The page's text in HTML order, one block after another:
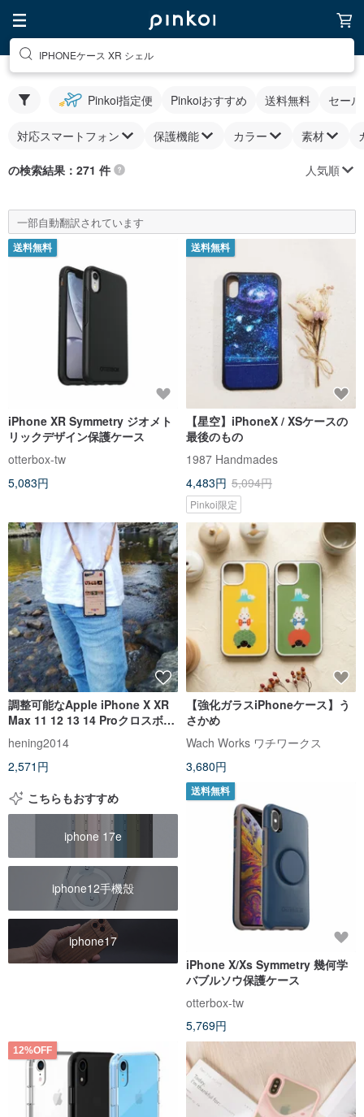
IPHONEケース XR シェル
Pinkoi指定便 Pinkoiおすすめ 送料無料 セー
対応スマートフォン 保護機能 カラー 素材
の検索結果：271 件 人気順
一部自動翻訳されています
送料無料
iPhone XR Symmetry ジオメト
リックデザイン保護ケース
otterbox-tw
5,083円
送料無料
【星空】iPhoneX / XSケースの
最後のもの
1987 Handmades
4,483円 5,094円
Pinkoi限定
調整可能なApple iPhone X XR
Max 11 12 13 14 Proクロスボデ
ィケース
hening2014
2,571円
【強化ガラスiPhoneケース】う
さかめ
Wach Works ワチワークス
3,680円
こちらもおすすめ
iphone 17e
iphone12手機殼
iphone17
送料無料
iPhone X/Xs Symmetry 幾何学
バブルソウ保護ケース
otterbox-tw
5,769円
12%OFF